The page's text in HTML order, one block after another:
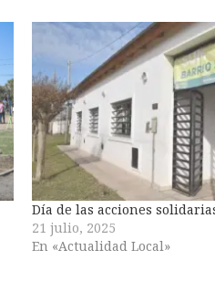
Día de las acciones
21 julio, 2025
En «Actualidad Local»